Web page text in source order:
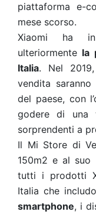
piattaforma e-
mese scorso.
Xiaomi ha in
ulteriormente la
Italia. Nel
vendita
del paese, con
godere di una
sorprendenti a
Il Mi Store di
150m2 e al suo
tutti i prodotti
Italia che
smartphone, i